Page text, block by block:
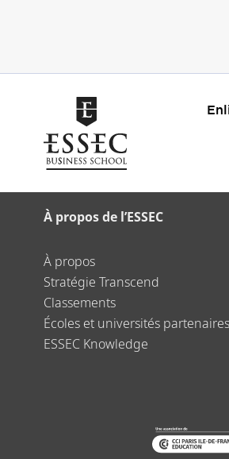
À propos de l’ESSEC
À propos
Stratégie Transcend
Classements
Écoles et universités partenaires
ESSEC Knowledge